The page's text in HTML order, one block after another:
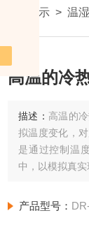
产品展示 > 温
高温的冷
描述： 高温的
拟温度变化，
是通过控制温
中，以模拟真实
产品型号：